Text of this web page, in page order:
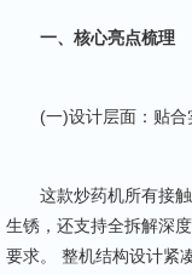
一、核心亮点梳理
(一)设计层面：贴合
这款炒药机所有接触
生锈，还支持全拆解深
要求。 整机结构设计紧